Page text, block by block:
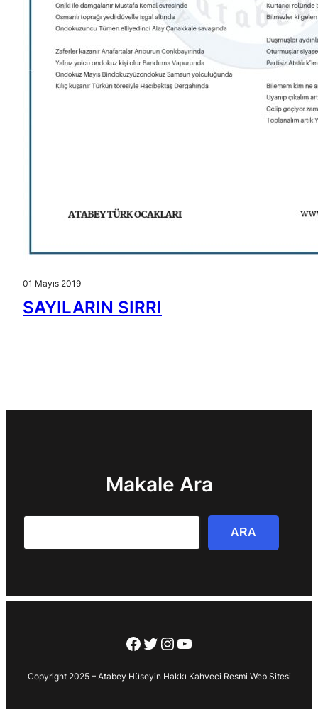
01 Mayıs 2019
SAYILARIN SIRRI
Makale Ara
ARA
Facebook
Twitter
Instagram
YouTube
Copyright 2025 – Atabey Hüseyin Hakkı Kahveci Resmi Web Sitesi